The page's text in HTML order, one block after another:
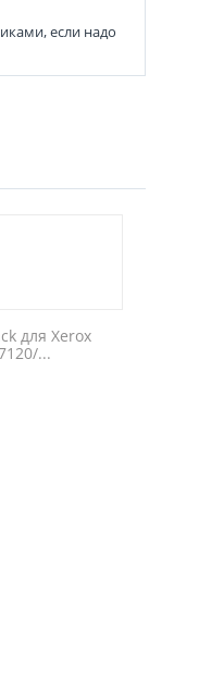
если надо
для Xerox
...